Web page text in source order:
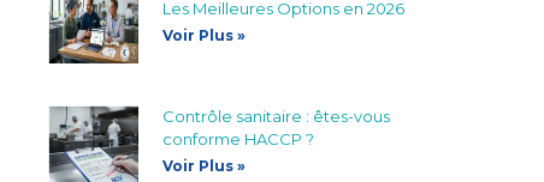
Les Meilleures Options en 2026
Voir Plus »
Contrôle sanitaire : êtes-vous
conforme HACCP ?
Voir Plus »